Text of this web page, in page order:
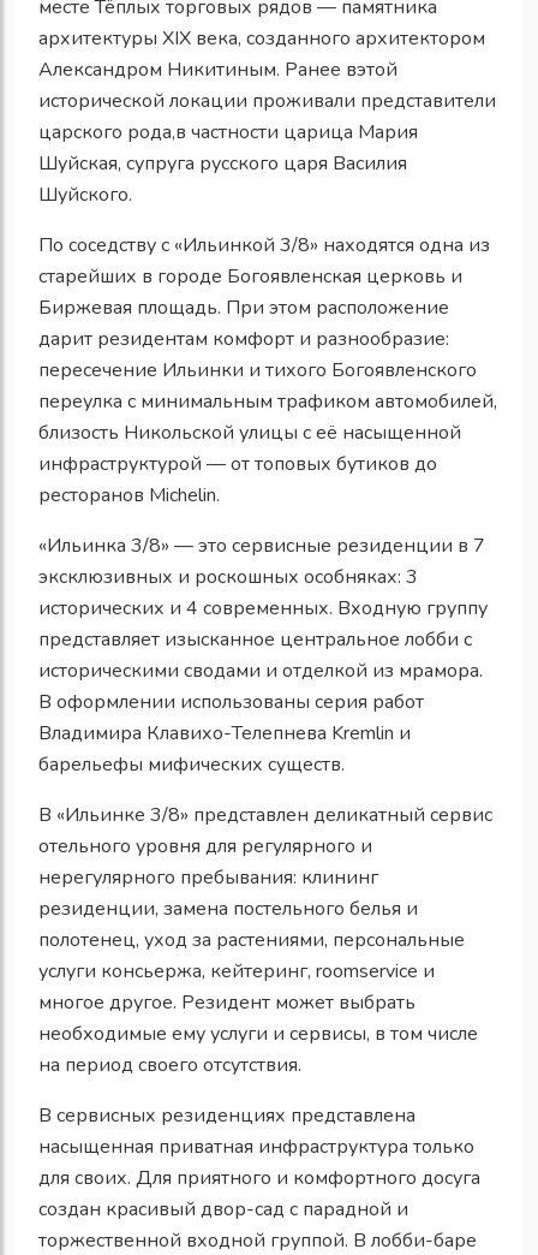
местеТёплых торговых рядов — памятника
архитектуры XIX века, созданного архитектором
Александром Никитиным. Ранее вэтой
исторической локации проживали представители
царского рода,в частности царица Мария
Шуйская, супруга русского царя Василия
Шуйского.
По соседству с «Ильинкой 3/8» находятся одна из
старейших в городе Богоявленская церковь и
Биржевая площадь. При этом расположение
дарит резидентам комфорт и разнообразие:
пересечение Ильинки и тихого Богоявленского
переулка с минимальным трафиком автомобилей,
близость Никольской улицы с её насыщенной
инфраструктурой — оттоповых бутиков до
ресторанов Michelin.
«Ильинка 3/8» — это сервисные резиденции в 7
эксклюзивных и роскошных особняках: 3
исторических и 4 современных. Входную группу
представляет изысканное центральное лобби с
историческими сводами и отделкой из мрамора.
В оформлении использованы серия работ
Владимира Клавихо-Телепнева Kremlin и
барельефы мифических существ.
В «Ильинке 3/8» представлен деликатный сервис
отельного уровня для регулярного и
нерегулярного пребывания: клининг
резиденции, замена постельного белья и
полотенец, уход за растениями, персональные
услуги консьержа, кейтеринг, roomservice и
многое другое. Резидент может выбрать
необходимые ему услуги и сервисы, в том числе
на период своего отсутствия.
В сервисных резиденциях представлена
насыщенная приватная инфраструктура только
для своих. Для приятного и комфортного досуга
создан красивый двор-сад с парадной и
торжественной входной группой. В лобби-баре